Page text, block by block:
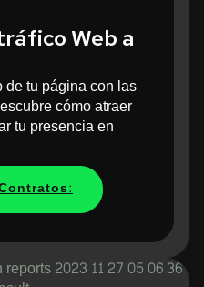
Web a
tu página con las
cómo atraer
tu presencia en